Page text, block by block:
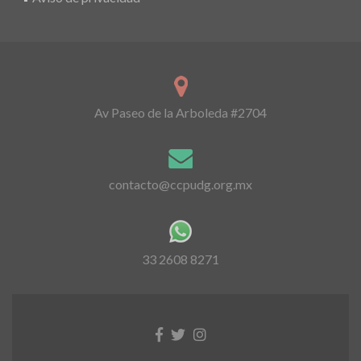
Av Paseo de la Arboleda #2704
contacto@ccpudg.org.mx
33 2608 8271
Facebook
TwitterInstagram